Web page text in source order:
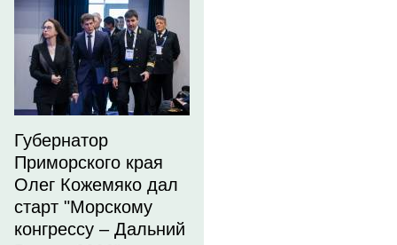
Губернатор
Приморского края
Олег Кожемяко дал
старт "Морскому
конгрессу – Дальний